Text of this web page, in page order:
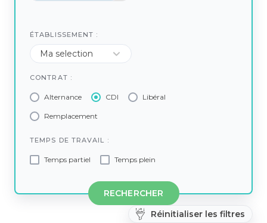
Réinitialiser les filtres
ÉTABLISSEMENT :
CONTRAT :
Alternance CDI Libéral
Remplacement
TEMPS DE TRAVAIL :
Temps partiel Temps plein
RECHERCHER